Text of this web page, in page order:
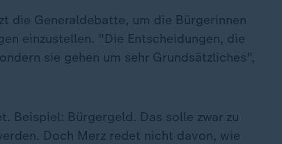
die Generaldebatte, um die Bürgerinnen
einzustellen. "Die Entscheidungen, die
sie gehen um sehr Grundsätzliches",
Beispiel: Bürgergeld. Das solle zwar zu
Doch Merz redet nicht davon, wie